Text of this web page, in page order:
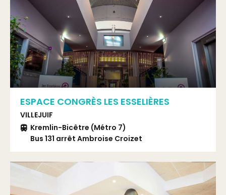
ESPACE CONGRÈS LES ESSELIÈRES
VILLEJUIF
Kremlin-Bicêtre (Métro 7)
Bus 131 arrêt Ambroise Croizet